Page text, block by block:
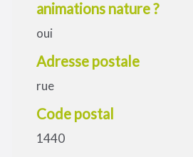
animations nature ?
oui
Adresse postale
rue
Code postal
1440